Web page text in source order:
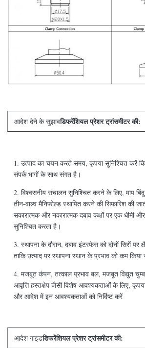
आदेश देने के सुझावडिफरेंशियल प्रेशर ट्रांसमीटर की:
1. उत्पाद का चयन करते समय, कृपया सुनिश्चित करें कि
संपर्क भागों के साथ संगत है।
2. विश्वसनीय संचालन सुनिश्चित करने के लिए, माप
तीन-वाल्व मैनिफोल्ड स्थापित करने की सिफारिश की
सकारात्मक और नकारात्मक दबाव कक्षों पर एक धीमी
सुनिश्चित करता है।
3. स्थापना के दौरान, दबाव इंटरफेस को दोनों सिरों
ताकि उत्पाद पर स्थापना स्थान के प्रभाव को कम
4. मजबूत कंपन, तत्काल प्रभाव बल, मजबूत विद्युत
आवृत्ति हस्तक्षेप जैसी विशेष आवश्यकताओं के लिए,
और आदेश में इन आवश्यकताओं को निर्दिष्ट करें
आदेश गाइडडिफरेंशियल प्रेशर ट्रांसमीटर की: